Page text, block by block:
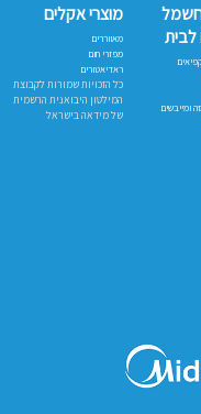
חשמל
לבית
ומייבשים
מוצרי אקלים
מאווררים
מפזרי חום
ראדיאטורים
כל הזכויות שמורות לקבוצת
המילטון היבואנית הרשמית
של מידאה בישראל